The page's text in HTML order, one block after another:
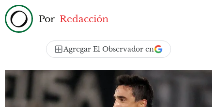
Por Redacción
Agregar El Observador en